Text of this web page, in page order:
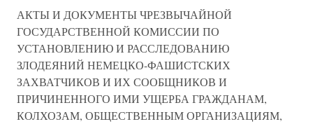
АКТЫ И ДОКУМЕНТЫ ЧРЕЗВЫЧАЙНОЙ
ГОСУДАРСТВЕННОЙ КОМИССИИ ПО
УСТАНОВЛЕНИЮ И РАССЛЕДОВАНИЮ
ЗЛОДЕЯНИЙ НЕМЕЦКО-ФАШИСТСКИХ
ЗАХВАТЧИКОВ И ИХ СООБЩНИКОВ И
ПРИЧИНЕННОГО ИМИ УЩЕРБА ГРАЖДАНАМ,
КОЛХОЗАМ, ОБЩЕСТВЕННЫМ ОРГАНИЗАЦИЯМ,